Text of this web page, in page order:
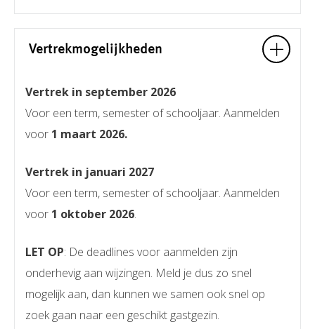
Vertrekmogelijkheden
Vertrek in september 2026
Voor een term, semester of schooljaar. Aanmelden
voor 1 maart 2026.
Vertrek in januari 2027
Voor een term, semester of schooljaar. Aanmelden
voor 1 oktober 2026.
LET OP: De deadlines voor aanmelden zijn
onderhevig aan wijzingen. Meld je dus zo snel
mogelijk aan, dan kunnen we samen ook snel op
zoek gaan naar een geschikt gastgezin.